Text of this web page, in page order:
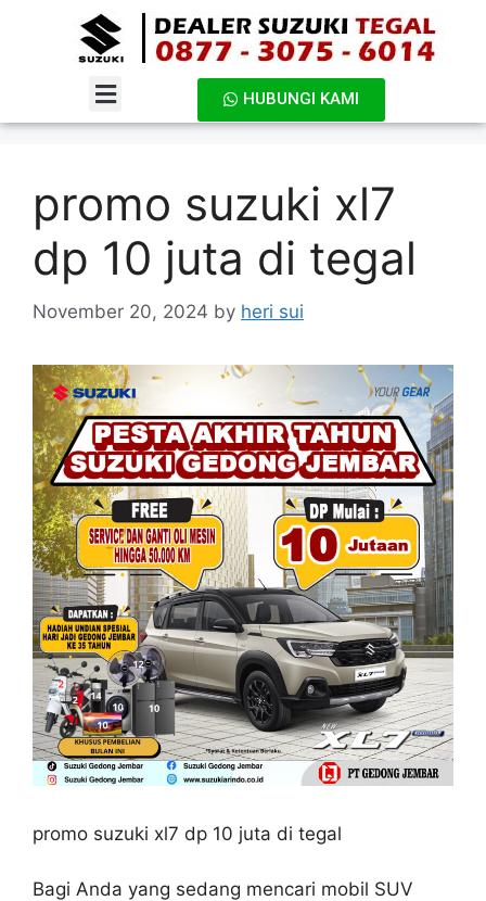
HUBUNGI KAMI
promo suzuki xl7
dp 10 juta di tegal
November 20, 2024 by heri sui
promo suzuki xl7 dp 10 juta di tegal
Bagi Anda yang sedang mencari mobil SUV